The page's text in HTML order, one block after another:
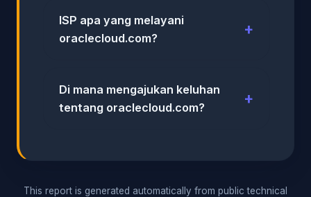
ISP apa yang melayani
oraclecloud.com?
Di mana mengajukan keluhan
tentang oraclecloud.com?
This report is generated automatically from public technical